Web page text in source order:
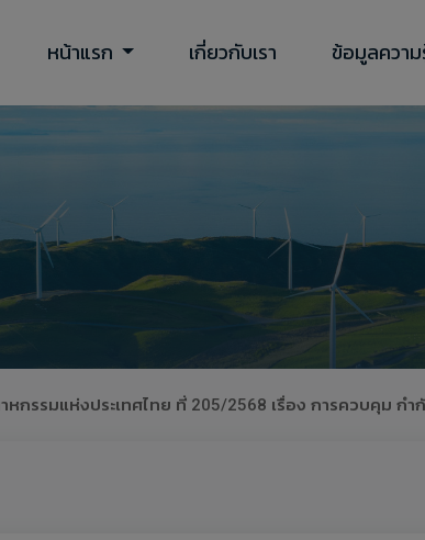
หน้าแรก เกี่ยวกับเรา ข้อมูลความ
หกรรมแห่งประเทศไทย ที่ 205/2568 เรื่อง การควบคุม